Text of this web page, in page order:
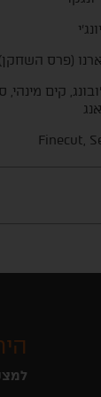
(פרס השחקן),
קים מינהי,
Finecut,